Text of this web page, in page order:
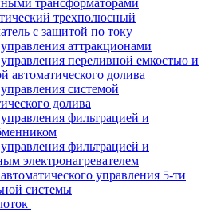
трехполюсный
с защитой по току
аттракционами
переливной емкостью и
автоматического долива
системой
долива
фильтрацией и
фильтрацией и
электронагревателем
управления 5-ти
системы